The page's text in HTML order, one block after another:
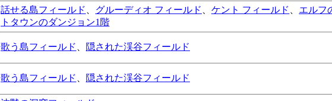
話せる島フィールド グルーディオ フィールド ケント フィールド エルフ
トタウンのダンジョン1階
歌う島フィールド 隠された渓谷フィールド
歌う島フィールド 隠された渓谷フィールド